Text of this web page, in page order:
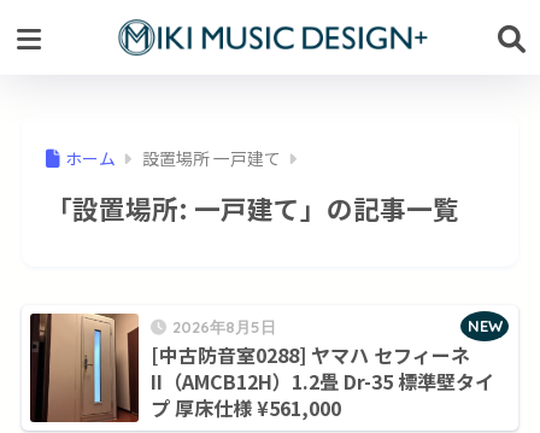
ホーム 設置場所 一戸建て
「設置場所: 一戸建て」の記事一覧
2026年8月5日
[中古防音室0288] ヤマハ セフィーネ
II（AMCB12H）1.2畳 Dr-35 標準壁タイ
プ 厚床仕様 ¥561,000
NEW